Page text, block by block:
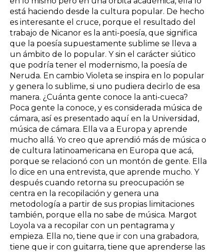
está haciendo desde la cultura popular. De hecho
es interesante el cruce, porque el resultado del
trabajo de Nicanor es la anti-poesía, que significa
que la poesía supuestamente sublime se lleva a
un ámbito de lo popular. Y sin el carácter siútico
que podría tener el modernismo, la poesía de
Neruda. En cambio Violeta se inspira en lo popular
y genera lo sublime, si uno pudiera decirlo de esa
manera. ¿Cuánta gente conoce la anti-cueca?
Poca gente la conoce, y es considerada música de
cámara, así es presentado aquí en la Universidad,
música de cámara. Ella va a Europa y aprende
mucho allá. Yo creo que aprendió más de música o
de cultura latinoamericana en Europa que acá,
porque se relacionó con un montón de gente. Ella
lo dice en una entrevista, que aprende mucho. Y
después cuando retorna su preocupación se
centra en la recopilación y genera una
metodología a partir de sus propias limitaciones
también, porque ella no sabe de música. Margot
Loyola va a recopilar con un pentagrama y
empieza. Ella no, tiene que ir con una grabadora,
tiene que ir con guitarra, tiene que aprenderse las